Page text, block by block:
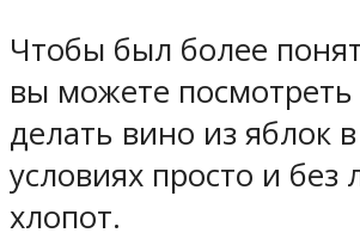
Чтобы был более
вы можете посмотреть
делать вино из яблок
условиях просто и
хлопот.